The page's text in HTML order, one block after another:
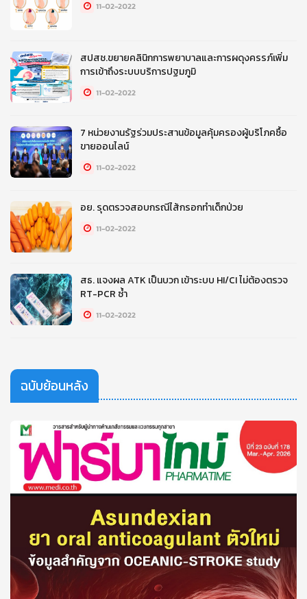
11-02-2022
สปสช.ขยายคลินิกการพยาบาลและการผดุงครรภ์เพิ่ม
การเข้าถึงระบบบริการปฐมภูมิ
11-02-2022
7 หน่วยงานรัฐร่วมประสานข้อมูลคุ้มครองผู้บริโภคซื้อ
ขายออนไลน์
11-02-2022
อย. รุดตรวจสอบกรณีไส้กรอกทำเด็กป่วย
11-02-2022
สธ. แจงผล ATK เป็นบวก เข้าระบบ HI/CI ไม่ต้องตรวจ
RT-PCR ซ้ำ
11-02-2022
ฉบับย้อนหลัง